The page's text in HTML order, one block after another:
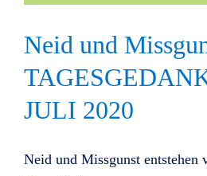
Neid und
JULI 2020
Neid und Missgunst entstehen